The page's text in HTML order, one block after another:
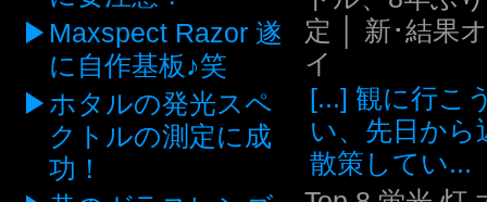
Maxspect Razor 遂
に自作基板♪笑
ホタルの発光スペ
クトルの測定に成
功！
定 │ 新･結果
イ
[...] 観に行こ
い、先日から
散策してい...